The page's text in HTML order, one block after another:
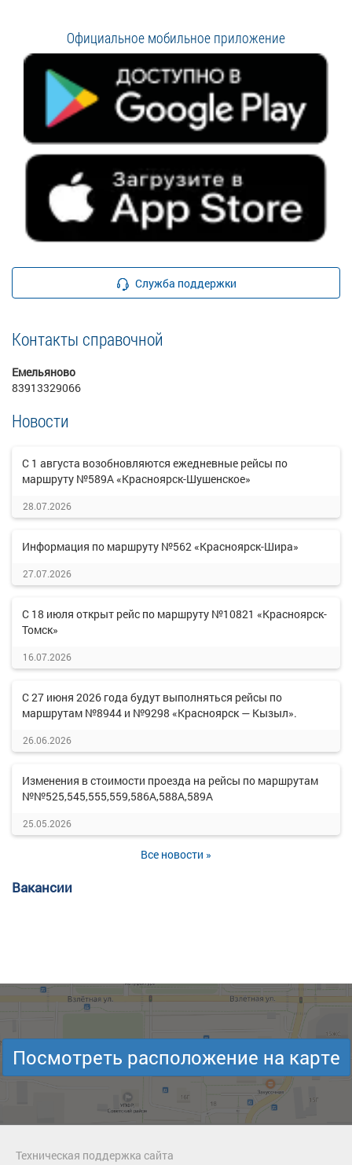
Официальное мобильное приложение
Служба поддержки
Контакты справочной
Емельяново
83913329066
Новости
С 1 августа возобновляются ежедневные рейсы по
маршруту №589А «Красноярск-Шушенское»
28.07.2026
Информация по маршруту №562 «Красноярск-Шира»
27.07.2026
С 18 июля открыт рейс по маршруту №10821 «Красноярск-
Томск»
16.07.2026
С 27 июня 2026 года будут выполняться рейсы по
маршрутам №8944 и №9298 «Красноярск — Кызыл».
26.06.2026
Изменения в стоимости проезда на рейсы по маршрутам
№№525,545,555,559,586А,588А,589А
25.05.2026
Все новости »
Вакансии
Посмотреть расположение на карте
Техническая поддержка сайта